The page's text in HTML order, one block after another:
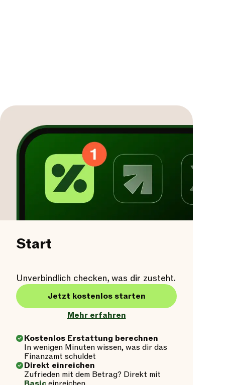
Start
Unverbindlich checken, was dir zusteht.
Jetzt kostenlos starten
Mehr erfahren
Kostenlos Erstattung berechnen
In wenigen Minuten wissen, was dir das
Finanzamt schuldet
Direkt einreichen
Zufrieden mit dem Betrag? Direkt mit